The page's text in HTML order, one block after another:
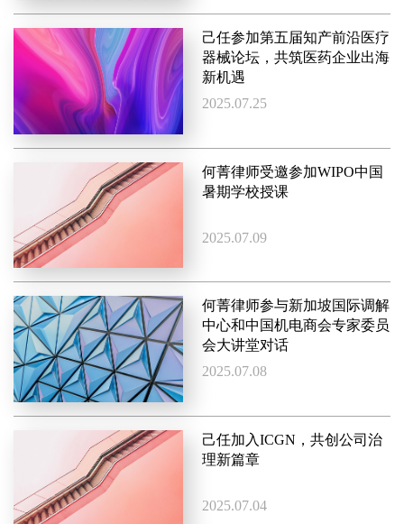
己任参加第五届知产前沿医疗
器械论坛，共筑医药企业出海
新机遇
2025.07.25
何菁律师受邀参加WIPO中国
暑期学校授课
2025.07.09
何菁律师参与新加坡国际调解
中心和中国机电商会专家委员
会大讲堂对话
2025.07.08
己任加入ICGN，共创公司治
理新篇章
2025.07.04